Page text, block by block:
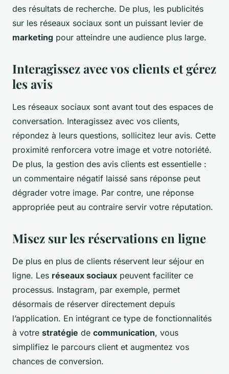
des résultats de recherche. De plus, les publicités
sur les réseaux sociaux sont un puissant levier de
marketing pour atteindre une audience plus large.
Interagissez avec vos clients et gérez
les avis
Les réseaux sociaux sont avant tout des espaces de
conversation. Interagissez avec vos clients,
répondez à leurs questions, sollicitez leur avis. Cette
proximité renforcera votre image et votre notoriété.
De plus, la gestion des avis clients est essentielle :
un commentaire négatif laissé sans réponse peut
dégrader votre image. Par contre, une réponse
appropriée peut au contraire servir votre réputation.
Misez sur les réservations en ligne
De plus en plus de clients réservent leur séjour en
ligne. Les réseaux sociaux peuvent faciliter ce
processus. Instagram, par exemple, permet
désormais de réserver directement depuis
l’application. En intégrant ce type de fonctionnalités
à votre stratégie de communication, vous
simplifiez le parcours client et augmentez vos
chances de conversion.